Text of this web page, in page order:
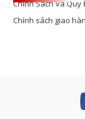
Chính Sách Và Quy
Chính sách giao